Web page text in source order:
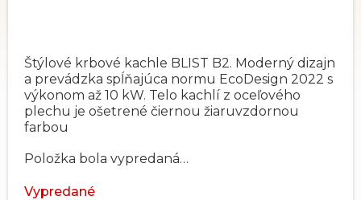
Vypredané
Položka bola vypredaná…
Štýlové krbové kachle BLIST B2. Moderný dizajn
a prevádzka spĺňajúca normu EcoDesign 2022 s
výkonom až 10 kW. Telo kachlí z oceľového
plechu je ošetrené čiernou žiaruvzdornou
farbou